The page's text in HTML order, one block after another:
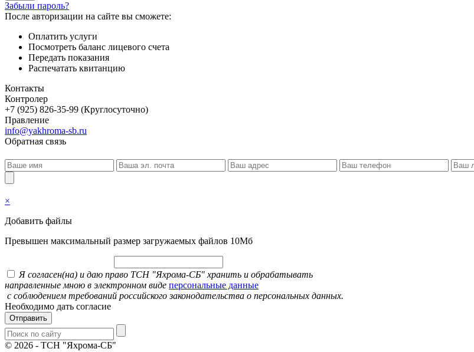
Забыли пароль?
После авторизации на сайте вы сможете:
Оплатить услуги
Посмотреть баланс лицевого счета
Передать показания
Распечатать квитанцию
Контакты
Контролер
+7 (925) 826-35-99 (Круглосуточно)
Правление
info@yakhroma-sb.ru
Обратная связь
×
Добавить файлы
Превышен максимальный размер загружаемых файлов 10Мб
Я согласен(на) и даю право ТСН "Яхрома-СБ" хранить и обрабатывать
направленные мною в электронном виде персональные данные
с соблюдением требований российского законодательства о персональных данных.
Необходимо дать согласие
Отправить
© 2026 - ТСН "Яхрома-СБ"